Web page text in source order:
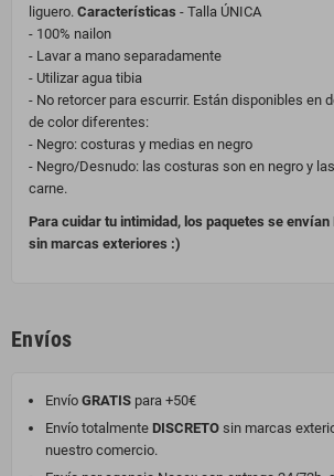
liguero. Características - Talla ÚNICA
- 100% nailon
- Lavar a mano separadamente
- Utilizar agua tibia
- No retorcer para escurrir. Están disponibles en
de color diferentes:
- Negro: costuras y medias en negro
- Negro/Desnudo: las costuras son en negro y
carne.
Para cuidar tu intimidad, los paquetes se envían
sin marcas exteriores :)
Envíos
Envío GRATIS para +50€
Envío totalmente DISCRETO sin marcas
nuestro comercio.